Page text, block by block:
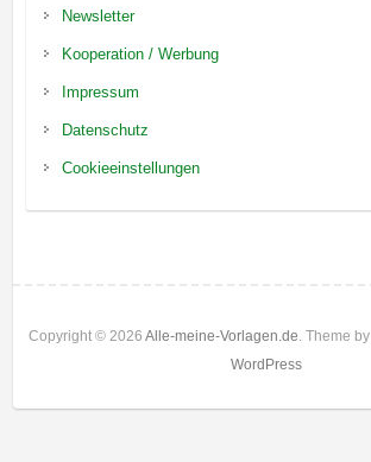
Newsletter
Kooperation / Werbung
Impressum
Datenschutz
Cookieeinstellungen
Copyright © 2026 Alle-meine-Vorlagen.de. Theme by
WordPress